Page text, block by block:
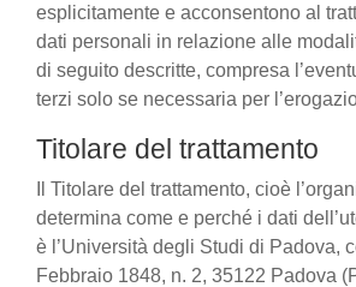
esplicitamente e acconsentono al
dati personali in relazione alle
di seguito descritte, compresa
terzi solo se necessaria per
Titolare del trattamento
Il Titolare del trattamento, cioè
determina come e perché i dati
è l’Università degli Studi di Padova,
Febbraio 1848, n. 2, 35122 Padova